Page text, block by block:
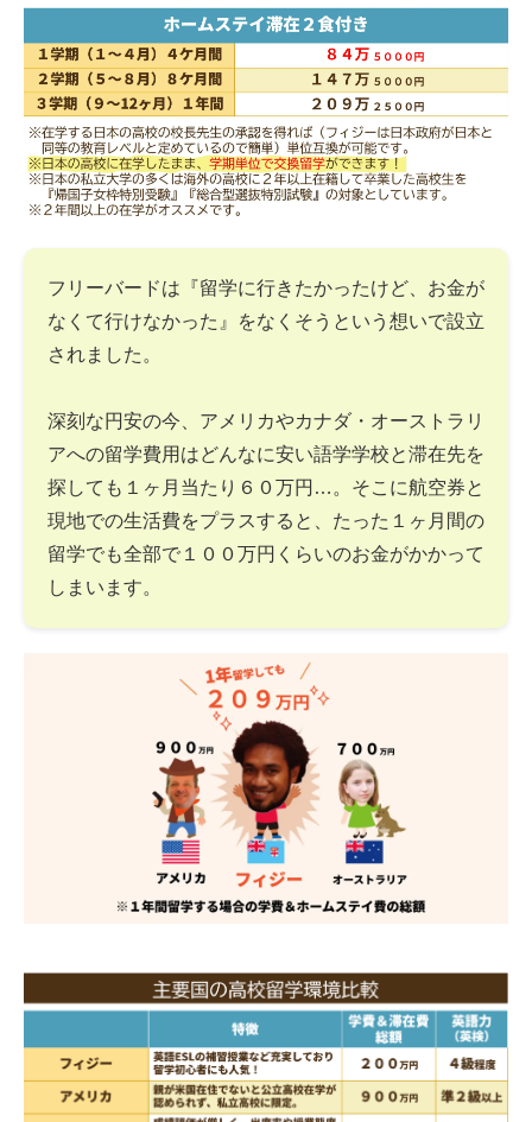
フリーバードは『留学に行きたかったけど、お金が
なくて行けなかった』をなくそうという想いで設立
されました。
深刻な円安の今、アメリカやカナダ・オーストラリ
アへの留学費用はどんなに安い語学学校と滞在先を
探しても１ヶ月当たり６０万円…。そこに航空券と
現地での生活費をプラスすると、たった１ヶ月間の
留学でも全部で１００万円くらいのお金がかかって
しまいます。